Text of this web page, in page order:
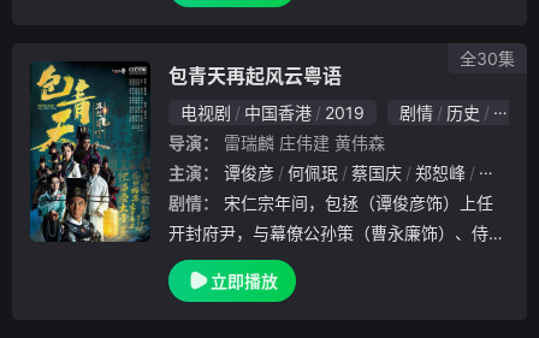
包青天再起风云粤语
电视剧 中国香港 2019 剧情 历史
香港
导演：
雷瑞麟 庄伟建 黄伟森
主演：
谭俊彦 何佩珉 蔡国庆 郑恕峰
张国强
剧情：
开封府尹，与幕僚公孙策（曹永廉饰）、侍卫
展昭（张振朗饰）、四捕快合力打击歪风。商
人之女云千羽（胡定欣饰）能言善辩，得公孙
立即播放
全30集